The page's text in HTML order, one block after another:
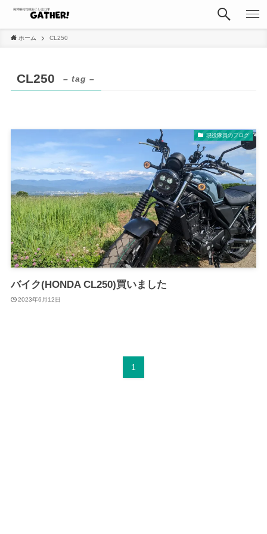
ホーム CL250
CL250 – tag –
現役隊員のブログ
バイク(HONDA CL250)買いました
2023年6月12日
1